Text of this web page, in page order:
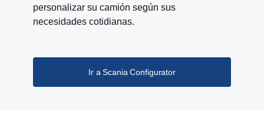
inferior a 600 rpm.
personalizar su camión según sus
necesidades cotidianas.
Ir a Scania Configurator